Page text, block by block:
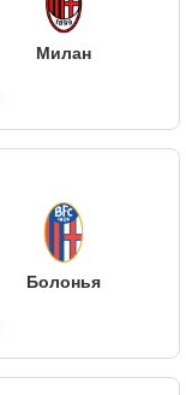
Милан
Болонья